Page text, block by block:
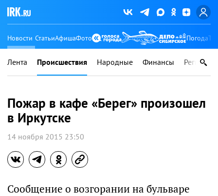
Новости СтатьиАфишаФото Погода
Лента Происшествия Народные Финансы Регионы
Пожар в кафе «Берег» произошел
в Иркутске
14 ноября 2015 23:50
Сообщение о возгорании на бульваре